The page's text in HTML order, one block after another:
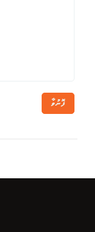
ފޮނުވާ